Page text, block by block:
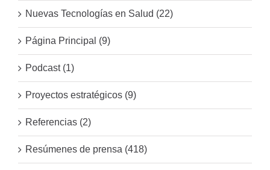
Nuevas Tecnologías en Salud (22)
Página Principal (9)
Podcast (1)
Proyectos estratégicos (9)
Referencias (2)
Resúmenes de prensa (418)